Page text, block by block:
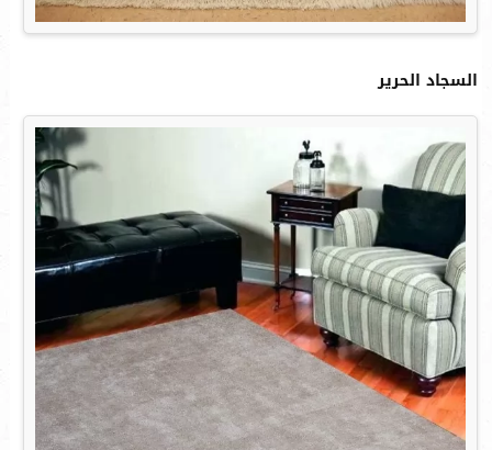
السجاد الحرير